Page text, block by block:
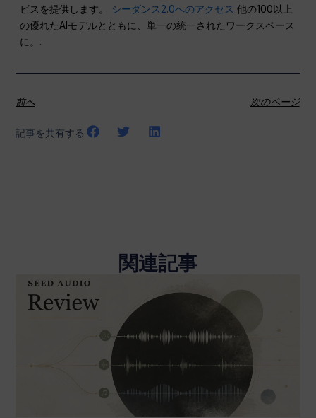
ビスを提供します。 シーダンス2.0へのアクセス 他の100以上
の優れたAIモデルとともに、単一の統一されたワークスペース
に。.
前へ 次のページ
記事を共有する
関連記事